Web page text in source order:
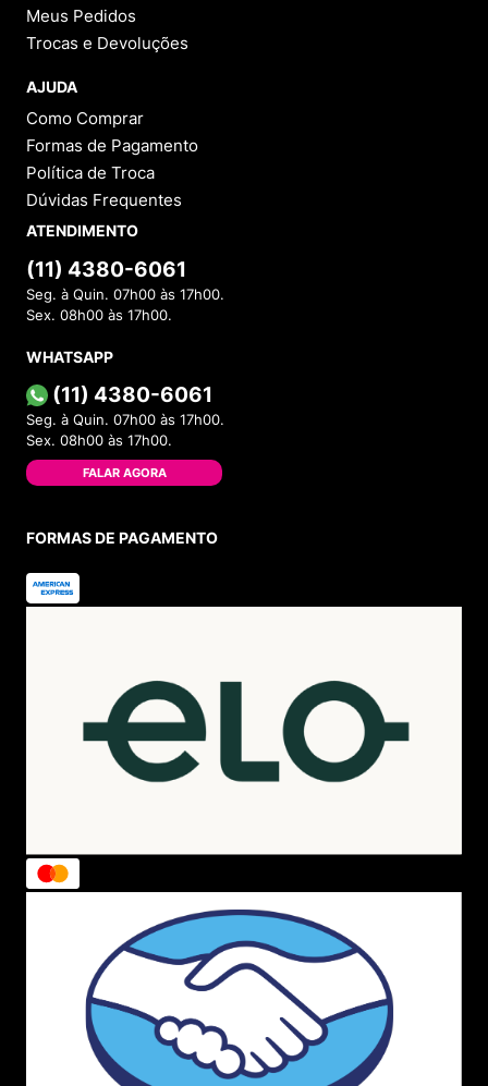
Meus Pedidos
Trocas e Devoluções
AJUDA
Como Comprar
Formas de Pagamento
Política de Troca
Dúvidas Frequentes
ATENDIMENTO
(11) 4380-6061
Seg. à Quin. 07h00 às 17h00.
Sex. 08h00 às 17h00.
WHATSAPP
(11) 4380-6061
Seg. à Quin. 07h00 às 17h00.
Sex. 08h00 às 17h00.
FALAR AGORA
FORMAS DE PAGAMENTO